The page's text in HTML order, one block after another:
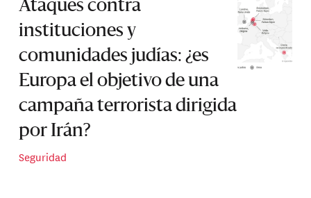
Ataques contra
instituciones y
comunidades judías: ¿es
Europa el objetivo de una
campaña terrorista dirigida
por Irán?
Seguridad